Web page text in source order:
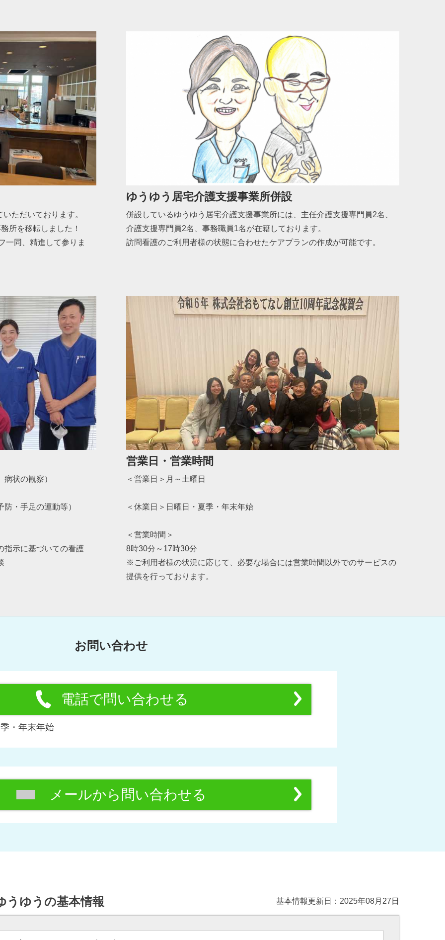
ただいております。
所を移転しました！
一同、精進して参りま
ゆうゆう居宅介護支援事業所併設
併設しているゆうゆう居宅介護支援事業所には、主任介護支援専門員2名、
介護支援専門員2名、事務職員1名が在籍しております。
訪問看護のご利用者様の状態に合わせたケアプランの作成が可能です。
状の観察）
・手足の運動等）
指示に基づいての看護
営業日・営業時間
＜営業日＞月～土曜日
＜休業日＞日曜日・夏季・年末年始
＜営業時間＞
8時30分～17時30分
※ご利用者様の状況に応じて、必要な場合には営業時間以外でのサービスの
提供を行っております。
お問い合わせ
電話で問い合わせる
・年末年始
メールから問い合わせる
うゆうの基本情報 基本情報更新日：2025年08月27日